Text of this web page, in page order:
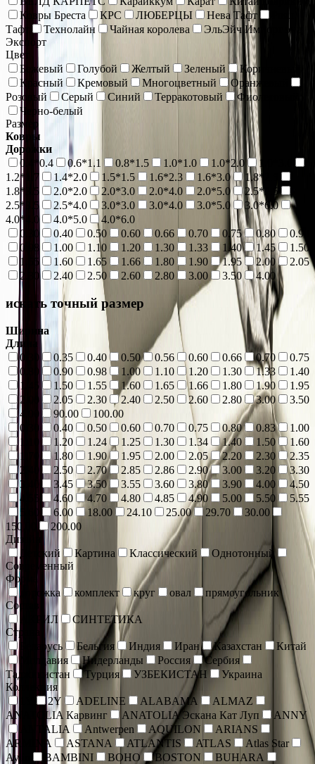
Ковры Бреста
КРС ЛЮБЕРЦЫ Нева Тафт
Роял
Тафт
Технолайн Чайная королева
ЭльЭйч Импорт энд
Экспорт
Цвет
Бежевый
Голубой Желтый Зеленый
Коричневый
Красный
Кремовый Многоцветный
Оранжевый
Розовый
Серый Синий Терракотовый
Фиолетовый
Черно-белый
Размер
Ковры
Дорожки
0.4*0.4
0.6*1.1 0.8*1.5 1.0*1.0 1.0*2.0
1.0*3.0
1.2*1.7
1.4*2.0 1.5*1.5 1.6*2.3 1.6*3.0
1.8*2.5
1.8*3.5
2.0*2.0 2.0*3.0 2.0*4.0 2.0*5.0
2.5*2.5
2.5*3.5
2.5*4.0 3.0*3.0 3.0*4.0 3.0*5.0
3.0*6.0
4.0*4.0
4.0*5.0
4.0*6.0
0.30
0.40 0.50 0.60 0.66 0.70 0.75 0.80
0.90
0.98
1.00 1.10 1.20 1.30 1.33 1.40 1.45
1.50
1.55
1.60 1.65 1.66 1.80 1.90 1.95 2.00
2.05
2.30
2.40 2.50 2.60 2.80 3.00 3.50 4.00
искать точный размер
Ширина
Длина
0.30
0.35 0.40 0.50 0.56 0.60 0.66 0.70
0.75
0.80
0.90 0.98 1.00 1.10 1.20 1.30 1.33
1.40
1.45
1.50 1.55 1.60 1.65 1.66 1.80 1.90
1.95
2.00
2.05 2.30 2.40 2.50 2.60 2.80 3.00
3.50
4.00
90.00
100.00
0.30
0.40 0.50 0.60 0.70 0.75 0.80 0.83
1.00
1.10
1.20 1.24 1.25 1.30 1.34 1.40 1.50
1.60
1.70
1.80 1.90 1.95 2.00 2.05 2.20 2.30
2.35
2.40
2.50 2.70 2.85 2.86 2.90 3.00 3.20
3.30
3.40
3.45 3.50 3.55 3.60 3.80 3.90 4.00
4.50
4.55
4.60 4.70 4.80 4.85 4.90 5.00 5.50
5.55
5.60
6.00 18.00 24.10 25.00 29.70
30.00
150.00
200.00
Дизайн
Детский
Картина Классический
Однотонный
Современный
Форма
дорожка
комплект круг овал
прямоугольник
Состав
АКРИЛ
СИНТЕТИКА
Страна
Беларусь
Бельгия Индия Иран Казахстан
Китай
Молдавия
Нидерланды Россия
Сербия
Таджикистан
Турция УЗБЕКИСТАН
Украина
Коллекция
2Y ADELINE ALABAMA
ALMAZ
ANATOLIA Карвинг
ANATOLIA Эскана Кат Луп
ANNY
ANTALIA
Antwerpen AQUILON
ARIANS
ARMINA
ASTANA ATLANTIS ATLAS
Atlas Star
Aylin
BAMBINI BOHO BOSTON
BUHARA